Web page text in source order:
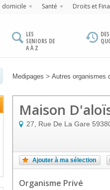
domicile Santé Droits et
LES
SENIORS DE
A À Z
Medipages > Autres organismes
Maison
27, Rue De La Gare
Ajouter à ma sélection
Organisme Privé